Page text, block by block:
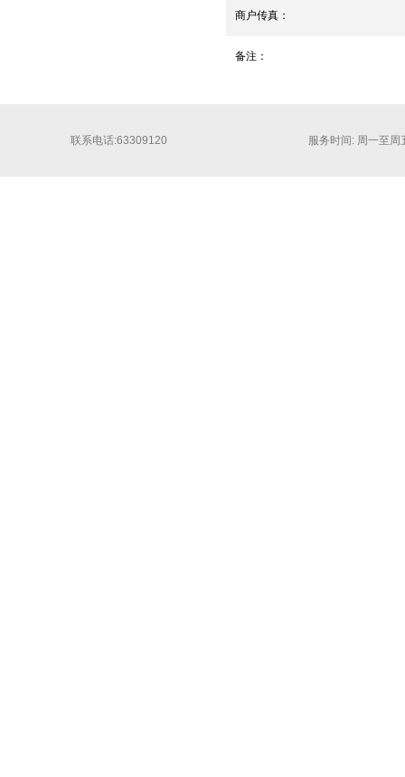
商户传真：
备注：
联系电话:63309120 服务时间: 周一至